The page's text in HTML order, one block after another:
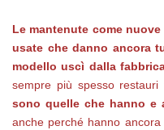
Le mantenute come
usate che danno ancora
modello uscì dalla
sempre più spesso restauri
sono quelle che hanno e
anche perché hanno